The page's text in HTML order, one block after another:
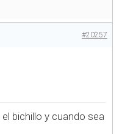
#20257
bichillo y cuando sea